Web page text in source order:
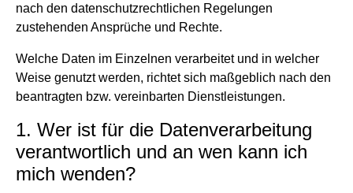
nach den datenschutzrechtlichen Regelungen
zustehenden Ansprüche und Rechte.
Welche Daten im Einzelnen verarbeitet und in welcher
Weise genutzt werden, richtet sich maßgeblich nach den
beantragten bzw. vereinbarten Dienstleistungen.
1. Wer ist für die Datenverarbeitung
verantwortlich und an wen kann ich
mich wenden?